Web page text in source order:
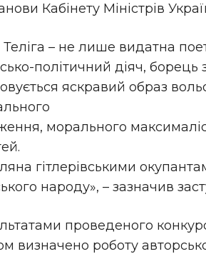
Кабінету Міністрів
– не лише видатна
політичний діяч, борець
яскравий образ
морального
гітлерівськими
народу», – зазначив
проведеного
визначено роботу